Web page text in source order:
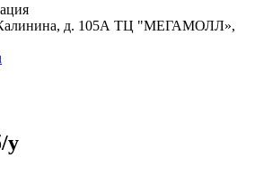
д. 105А ТЦ "МЕГАМОЛЛ»,
у